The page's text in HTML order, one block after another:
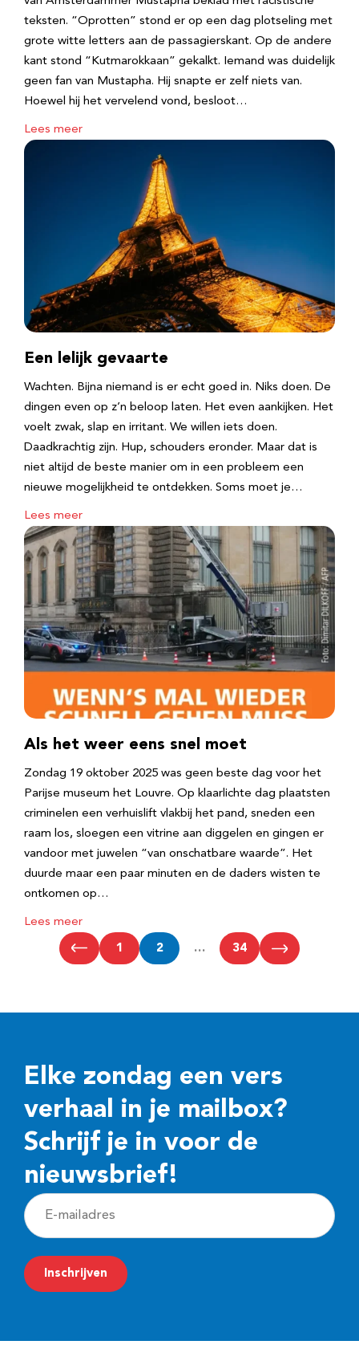
teksten. “Oprotten” stond er op een dag plotseling met
grote witte letters aan de passagierskant. Op de andere
kant stond “Kutmarokkaan” gekalkt. Iemand was duidelijk
geen fan van Mustapha. Hij snapte er zelf niets van.
Hoewel hij het vervelend vond, besloot…
Lees meer
Een lelijk gevaarte
Wachten. Bijna niemand is er echt goed in. Niks doen. De
dingen even op z’n beloop laten. Het even aankijken. Het
voelt zwak, slap en irritant. We willen iets doen.
Daadkrachtig zijn. Hup, schouders eronder. Maar dat is
niet altijd de beste manier om in een probleem een
nieuwe mogelijkheid te ontdekken. Soms moet je…
Lees meer
Als het weer eens snel moet
Zondag 19 oktober 2025 was geen beste dag voor het
Parijse museum het Louvre. Op klaarlichte dag plaatsten
criminelen een verhuislift vlakbij het pand, sneden een
raam los, sloegen een vitrine aan diggelen en gingen er
vandoor met juwelen “van onschatbare waarde”. Het
duurde maar een paar minuten en de daders wisten te
ontkomen op…
Lees meer
1 2 … 34
Elke zondag een vers
verhaal in je mailbox?
Schrijf je in voor de
nieuwsbrief!
E
-
m
a
Inschrijven